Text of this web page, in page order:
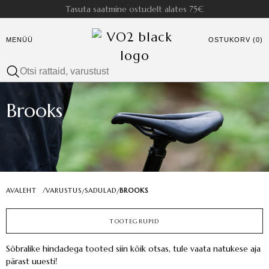
Tasuta saatmine ostudelt alates 75€
MENÜÜ OSTUKORV (0)
Brooks
AVALEHT /VARUSTUS/SADULAD/BROOKS
TOOTEGRUPID
Sõbralike hindadega tooted siin kõik otsas, tule vaata natukese aja
pärast uuesti!